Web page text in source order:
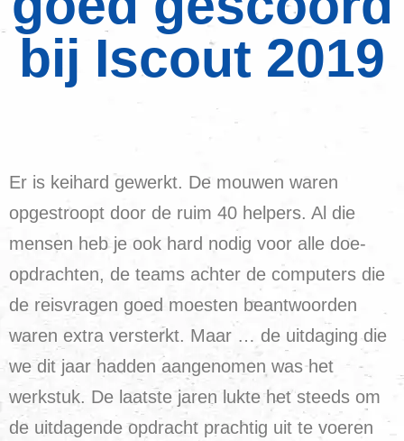
bij Iscout 2019
Er is keihard gewerkt. De mouwen waren
opgestroopt door de ruim 40 helpers. Al die
mensen heb je ook hard nodig voor alle doe-
opdrachten, de teams achter de computers die
de reisvragen goed moesten beantwoorden
waren extra versterkt. Maar … de uitdaging die
we dit jaar hadden aangenomen was het
werkstuk. De laatste jaren lukte het steeds om
de uitdagende opdracht prachtig uit te voeren